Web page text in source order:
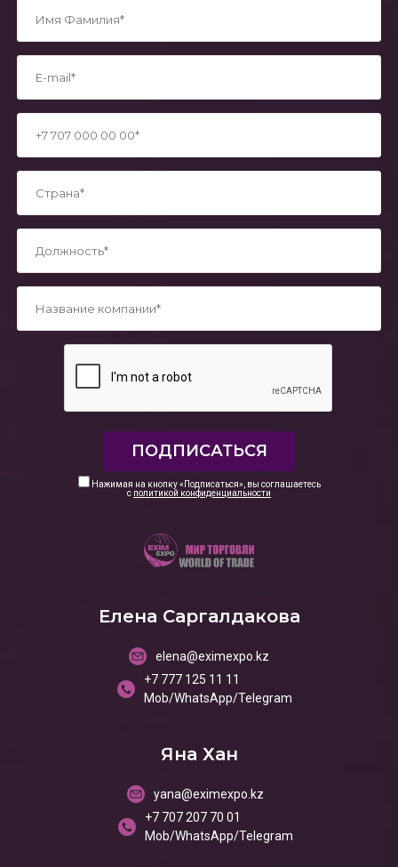
Нажимая на кнопку «Подписаться», вы соглашаетесь
с политикой конфиденциальности
Елена Саргалдакова
elena@eximexpo.kz
+7 777 125 11 11
Mob/WhatsApp/Telegram
Яна Хан
yana@eximexpo.kz
+7 707 207 70 01
Mob/WhatsApp/Telegram